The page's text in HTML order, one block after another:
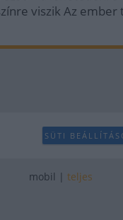
viszik Az ember
SÜTI
mobil | teljes